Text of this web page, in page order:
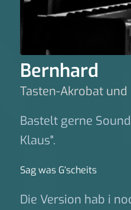
Bernhard
Tasten-Akrobat
Bastelt gerne
Klaus".
Sag was G‘scheits
Die Version hab i